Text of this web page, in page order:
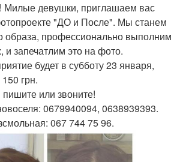
девушки, приглашаем вас
"ДО и После". Мы станем
образа, профессионально выполним
и запечатлим это на фото.
будет в субботу 23 января,
грн.
или звоните!
0679940094, 0638939393.
067 744 75 96.